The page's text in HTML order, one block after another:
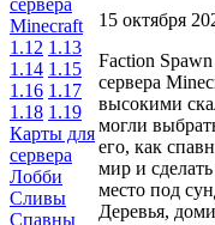
1.12 1.13
1.14 1.15
1.16 1.17
1.18 1.19
Карты для
сервера
Лобби
Сливы
Спавны
15 октября
Faction
сервера
высокими
могли
его, как
мир и
место под
Деревья,